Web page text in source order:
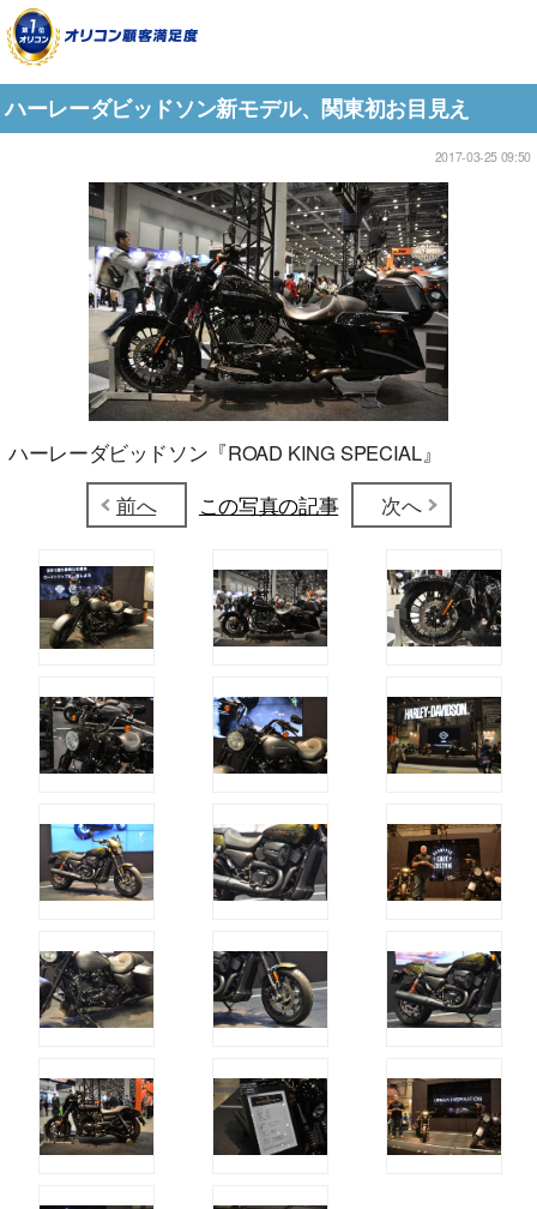
ハーレーダビッドソン新モデル、関東初お目見え
2017-03-25 09:50
ハーレーダビッドソン『ROAD KING SPECIAL』
前へ
この写真の記事 次へ